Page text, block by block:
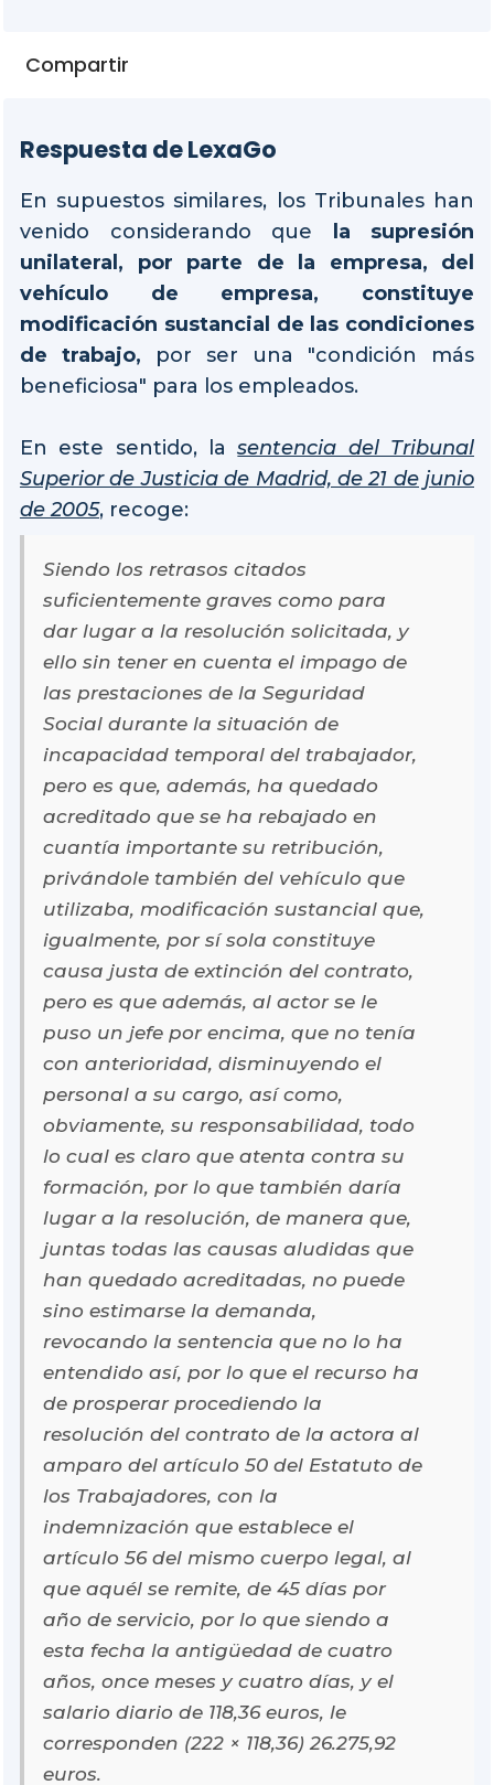
Compartir
Respuesta de LexaGo
En supuestos similares, los Tribunales han
venido considerando que la supresión
unilateral, por parte de la empresa, del
vehículo de empresa, constituye
modificación sustancial de las condiciones
de trabajo, por ser una "condición más
beneficiosa" para los empleados.
En este sentido, lasentencia del Tribunal
Superior de Justicia de Madrid, de 21 de junio
de 2005, recoge:
Siendo los retrasos citados
suficientemente graves como para
dar lugar a la resolución solicitada, y
ello sin tener en cuenta el impago de
las prestaciones de la Seguridad
Social durante la situación de
incapacidad temporal del trabajador,
pero es que, además, ha quedado
acreditado que se ha rebajado en
cuantía importante su retribución,
privándole también del vehículo que
utilizaba, modificación sustancial que,
igualmente, por sí sola constituye
causa justa de extinción del contrato,
pero es que además, al actor se le
puso un jefe por encima, que no tenía
con anterioridad, disminuyendo el
personal a su cargo, así como,
obviamente, su responsabilidad, todo
lo cual es claro que atenta contra su
formación, por lo que también daría
lugar a la resolución, de manera que,
juntas todas las causas aludidas que
han quedado acreditadas, no puede
sino estimarse la demanda,
revocando la sentencia que no lo ha
entendido así, por lo que el recurso ha
de prosperar procediendo la
resolución del contrato de la actora al
amparo del artículo 50 del Estatuto de
los Trabajadores, con la
indemnización que establece el
artículo 56 del mismo cuerpo legal, al
que aquél se remite, de 45 días por
año de servicio, por lo que siendo a
esta fecha la antigüedad de cuatro
años, once meses y cuatro días, y el
salario diario de 118,36 euros, le
corresponden (222 × 118,36) 26.275,92
euros.